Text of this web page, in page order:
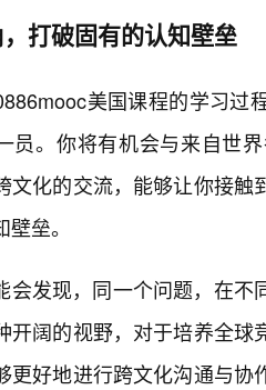
打破固有的认知壁垒
美国课程的学习过
员。你将有机会与来自世
文化的交流，能够让你接
垒。
会发现，同一个问题，在不
开阔的视野，对于培养全
更好地进行跨文化沟通与